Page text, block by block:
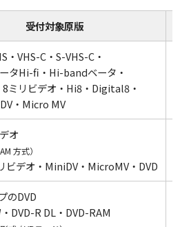
により
みの
。
ダビング
計ページ（表紙・裏表
ページ以上ある場合、
降追加料金がかかりま
す。
ジ：90円
も綴じなどの受付対象
の製本タイプのスキャ
ます。（※当社デザイ
は追加料金無料）
受付対象原版
・VHS-C・S-VHS-C・
タHi-fi・Hi-bandベータ・
8ミリビデオ・Hi8・Digital8・
・Micro MV
オ
方式）
ビデオ・MiniDV・MicroMV・DVD
のDVD
DVD-R DL・DVD-RAM